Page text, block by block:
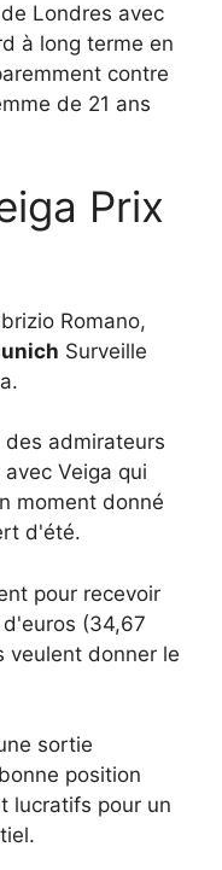
Londres avec
à long terme en
contre
de 21 ans
Prix
Romano,
Surveille
des admirateurs
Veiga qui
moment donné
d'été.
pour recevoir
(34,67
veulent donner le
sortie
position
lucratifs pour un